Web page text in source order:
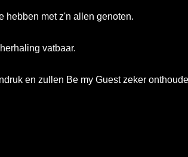
hebben met z'n allen genoten.
vatbaar.
en zullen Be my Guest zeker